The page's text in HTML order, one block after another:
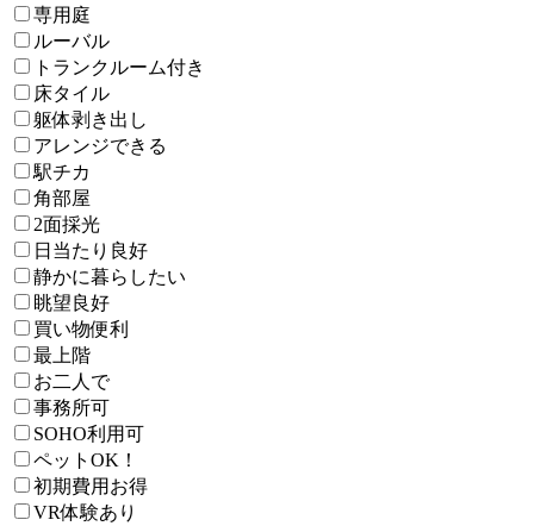
専用庭
ルーバル
トランクルーム付き
床タイル
躯体剥き出し
アレンジできる
駅チカ
角部屋
2面採光
日当たり良好
静かに暮らしたい
眺望良好
買い物便利
最上階
お二人で
事務所可
SOHO利用可
ペットOK！
初期費用お得
VR体験あり